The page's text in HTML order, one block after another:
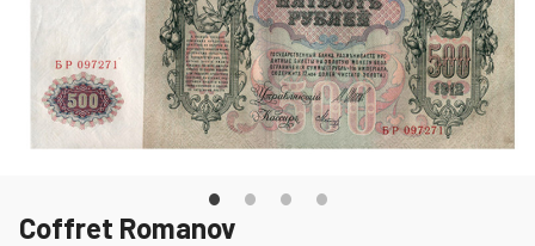
Coffret Romanov